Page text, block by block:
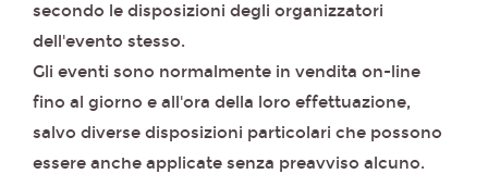
secondo le disposizioni degli organizzatori
dell'evento stesso.
Gli eventi sono normalmente in vendita on-line
fino al giorno e all'ora della loro effettuazione,
salvo diverse disposizioni particolari che possono
essere anche applicate senza preavviso alcuno.